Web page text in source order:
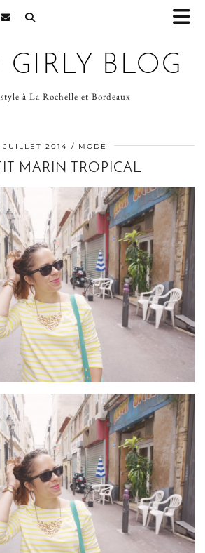
GIRLY BLOG
à La Rochelle et Bordeaux
JUILLET 2014 MODE
MARIN TROPICAL